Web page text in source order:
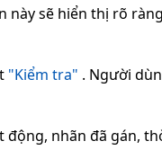
này sẽ hiển thị rõ
"Kiểm tra" . Người
động, nhãn đã gán,